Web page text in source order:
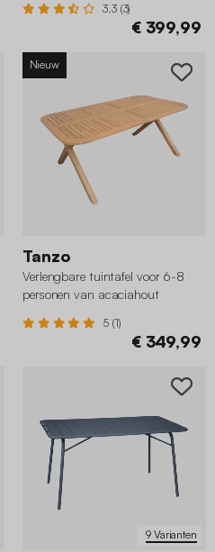
3.3 (3)
€ 399,99
Nieuw
Tanzo
Verlengbare tuintafel voor 6-8
personen van acaciahout
5 (1)
€ 349,99
9 Varianten